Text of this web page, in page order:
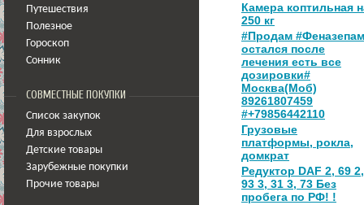
Путешествия
Полезное
Гороскоп
Сонник
СОВМЕСТНЫЕ ПОКУПКИ
Список закупок
Для взрослых
Детские товары
Зарубежные покупки
Прочие товары
Камера коптильная
250 кг
#Продам #Феназепам
остался после
лечения есть все
дозировки#
Москва(Моб)
89261807459
#+79856442110
Грузовые
платформы, рокла,
домкрат
Редуктор DAF 2, 69 2,
93 3, 31 3, 73 Без
пробега по РФ! !